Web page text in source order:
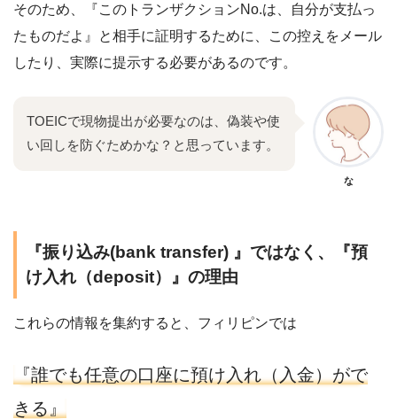
そのため、『このトランザクションNo.は、自分が支払っ
たものだよ』と相手に証明するために、この控えをメール
したり、実際に提示する必要があるのです。
TOEICで現物提出が必要なのは、偽装や使
い回しを防ぐためかな？と思っています。
な
『振り込み(bank transfer) 』ではなく、『預
け入れ（deposit）』の理由
これらの情報を集約すると、フィリピンでは
『誰でも任意の口座に預け入れ（入金）がで
きる』